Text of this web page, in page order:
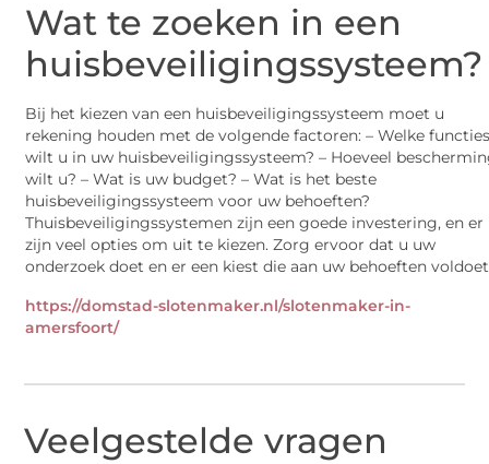
Wat te zoeken in een
huisbeveiligingssysteem?
Bij het kiezen van een huisbeveiligingssysteem moet u
rekening houden met de volgende factoren: – Welke
wilt u in uw huisbeveiligingssysteem? – Hoeveel
wilt u? – Wat is uw budget? – Wat is het beste
huisbeveiligingssysteem voor uw behoeften?
Thuisbeveiligingssystemen zijn een goede investering, en er
zijn veel opties om uit te kiezen. Zorg ervoor dat u uw
onderzoek doet en er een kiest die aan uw behoeften
https://domstad-slotenmaker.nl/slotenmaker-in-
amersfoort/
Veelgestelde vragen